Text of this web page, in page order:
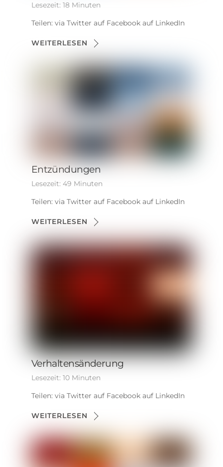
Lesezeit: 18 Minuten
Teilen: via Twitter auf Facebook auf LinkedIn
WEITERLESEN
Entzündungen
Lesezeit: 49 Minuten
Teilen: via Twitter auf Facebook auf LinkedIn
WEITERLESEN
Verhaltensänderung
Lesezeit: 10 Minuten
Teilen: via Twitter auf Facebook auf LinkedIn
WEITERLESEN